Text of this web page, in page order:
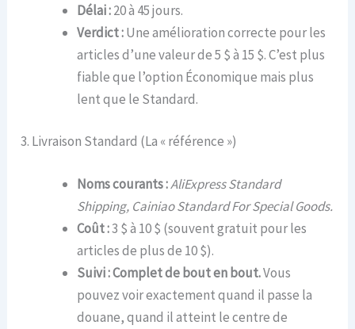
Délai :20 à 45 jours.
Verdict :Une amélioration correcte pour les
articles d’une valeur de 5 $ à 15 $. C’est plus
fiable que l’option Économique mais plus
lent que le Standard.
3. Livraison Standard (La « référence »)
Noms courants :AliExpress Standard
Shipping, Cainiao Standard For Special Goods.
Coût :3 $ à 10 $ (souvent gratuit pour les
articles de plus de 10 $).
Suivi :Complet de bout en bout.Vous
pouvez voir exactement quand il passe la
douane, quand il atteint le centre de